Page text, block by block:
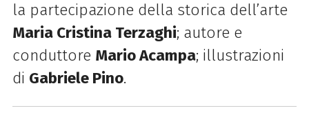
la partecipazione della storica dell’arte
Maria Cristina Terzaghi; autore e
conduttore Mario Acampa; illustrazioni
di Gabriele Pino.